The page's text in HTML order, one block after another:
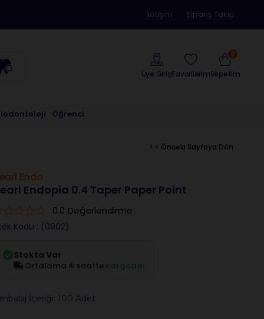
İletişim Sipariş Takip
Üye GirişiFavorilerimSepetim
0
Öğrenci
< < Önceki Sayfaya Dön
Endo
Endopia 0.4 Taper Paper Point
0.0 Değerlendirme
Kodu (0902)
Stokta Var
Ortalama 4 saatte kargoda!
İçeriği: 100 Adet